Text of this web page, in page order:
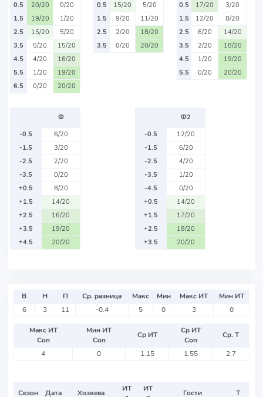
0.5
20/20
0/20
1.5
19/20
1/20
2.5
15/20
5/20
3.5
5/20
15/20
4.5
4/20
16/20
5.5
1/20
19/20
6.5
0/20 20/20
0.5
15/20
5/20
1.5
9/20
11/20
2.5
2/20
18/20
3.5
0/20 20/20
0.5
17/20
3/20
1.5
12/20
8/20
2.5
6/20
14/20
3.5
2/20
18/20
4.5
1/20
19/20
5.5
0/20 20/20
Ф
-0.5
6/20
-1.5
3/20
-2.5
2/20
-3.5
0/20
+0.5
8/20
+1.5
14/20
+2.5
16/20
+3.5
19/20
+4.5
20/20
Ф2
-0.5
12/20
-1.5
6/20
-2.5
4/20
-3.5
1/20
-4.5
0/20
+0.5
14/20
+1.5
17/20
+2.5
18/20
+3.5
20/20
В Н П Ср. разница Макс Мин Макс ИТ
Мин ИТ
6
3 11 -0.4 5 0 3 0
Макс ИТ
Соп
Мин ИТ
Соп
Ср ИТ
Ср ИТ
Соп
Ср. Т
4
0 1.15 1.55 2.7
Сезон Дата Хозяева
ИТ
ИТ
Гости Т